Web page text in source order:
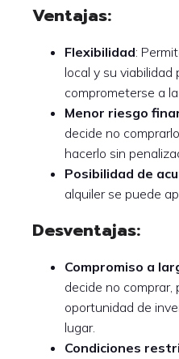
Ventajas:
Flexibilidad:
local y su
comprometerse a
Menor riesgo
decide no
hacerlo sin
Posibilidad de
alquiler se puede
Desventajas:
Compromiso a
decide no comprar,
oportunidad de
lugar.
Condiciones